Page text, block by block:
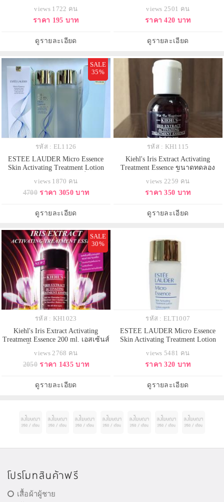
สัมผัสอานุภาพอณูละเอียดผิวสวยใส
เปล่งประกาย ปลุกให้ผิวดูเปล่ง
เปล่งประกาย
views 1722 คน
ราคา 195 บาท
ดูรายละเอียด
โลชั่นเนื้อเจลที่มีส่วนผสมของ
ไมโครแคปซูล ช่วยให้ผิวสดชื่น นุ่ม
พร้อมให้ความเปล่งปลั่งสู่ผิว มีความ
ออร่าจากภา
views 2501 คน
ราคา 420 บาท
ดูรายละเอียด
SALE
35%
รหัส : EL1126
ESTEE LAUDER Micro Essence
Skin Activating Treatment Lotion
เสริมพื้นฐานที่ดีให้ผิว ดูมีสุขภาพดี
ปลุกให้ผิวดูเปล่งประกาย แลดูอ่อน
นางฟ้า
views 1870 คน
4700 ราคา 3050 บาท
ดูรายละเอียด
รหัส : KH1115
Kiehl's Iris Extract Activating
Treatment Essence ขนาดทดลอง
สู่ผิวอย่างรวดเร็วและล้ำลึก ที่นำพลัง
บำรุงของสารสกัดจากรากไอริ
เปล่งปลั่งขึ้น เพื่อผิวที่ดูสมบูรณ์แบบ
เพียงข้ามคืน
views 2259 คน
ราคา 350 บาท
ดูรายละเอียด
SALE
30%
รหัส : KH1023
Kiehl's Iris Extract Activating
Treatment Essence 200 ml. เอสเซ้นส์
รวดเร็วและล้ำลึก ที่นำพลังบำรุง
ของสารสกัดจากรากไอริสฟลอเรนติ
สัปดาห์ของผิวที่ดูเปล่งปลั่งขึ้น เพื่อ
views 2768 คน
2050 ราคา 1435 บาท
ดูรายละเอียด
รหัส : ELT1007
ESTEE LAUDER Micro Essence
Skin Activating Treatment Lotion
สัมผัสอานุภาพอณูละเอียดผิวสวยใส
เปล่งประกาย ปลุกให้ผิวดูเปล่ง
เปล่งประกาย
views 5481 คน
ราคา 320 บาท
ดูรายละเอียด
โปรโมทสินค้าฟรี
เสื้อผ้าผู้ชาย